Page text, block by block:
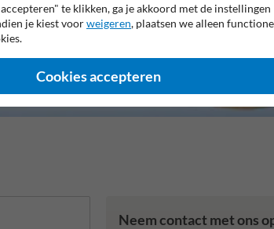
Neem contact met ons
te klikken, ga je akkoord met de instellingen
je kiest voorweigeren, plaatsen we alleen
Cookies accepteren